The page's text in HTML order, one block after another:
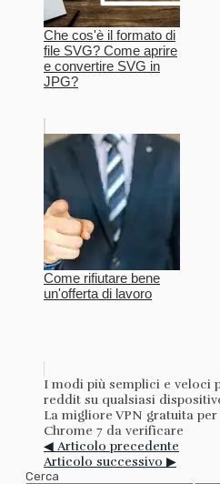
Che cos'è il formato di
file SVG? Come aprire
e convertire SVG in
JPG?
Come rifiutare bene
un'offerta di lavoro
I modi più semplici e veloci
reddit su qualsiasi
La migliore VPN gratuita
Chrome 7 da verificare
◀ Articolo precedente
Articolo successivo ▶
Cerca